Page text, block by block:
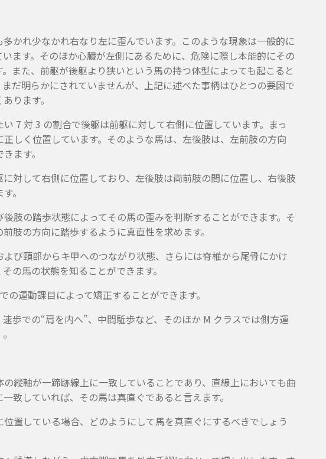
かれ少なかれ右なり左に歪んでいます。このような現象は一般的に
ます。そのほか心臓が左側にあるために、危険に際し本能的にその
また、前躯が後躯より狭いという馬の持つ体型によっても起こると
だ明らかにされていませんが、上記に述べた事柄はひとつの要因で
ります。
7 対 3 の割合で後躯は前躯に対して右側に位置しています。まっ
しく位置しています。そのような馬は、左後肢は、左前肢の方向
ます。
対して右側に位置しており、左後肢は両前肢の間に位置し、右後肢
。
肢の踏歩状態によってその馬の歪みを判断することができます。そ
肢の方向に踏歩するように真直性を求めます。
び頸部からキ甲へのつながり状態、さらには脊椎から尾骨にかけ
の馬の状態を知ることができます。
運動課目によって矯正することができます。
歩での“肩を内へ”、中間駈歩など、そのほか M クラスでは側方運
縦軸が一蹄跡線上に一致していることであり、直線上においても曲
致していれば、その馬は真直ぐであると言えます。
置している場合、どのようにして馬を真直ぐにするべきでしょう